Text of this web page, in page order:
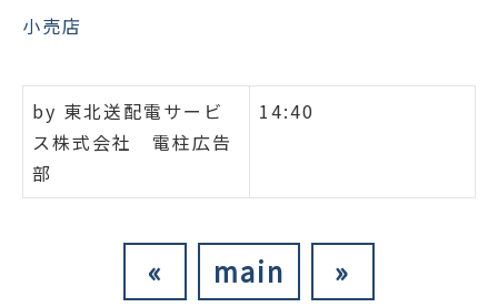
小売店
by 東北送配電サービ
ス株式会社 電柱広告
部
14:40
« main »